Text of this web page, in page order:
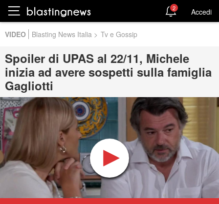
VIDEO Blasting News Italia > Tv e Gossip
Spoiler di UPAS al 22/11, Michele
inizia ad avere sospetti sulla famiglia
Gagliotti
2 Accedi